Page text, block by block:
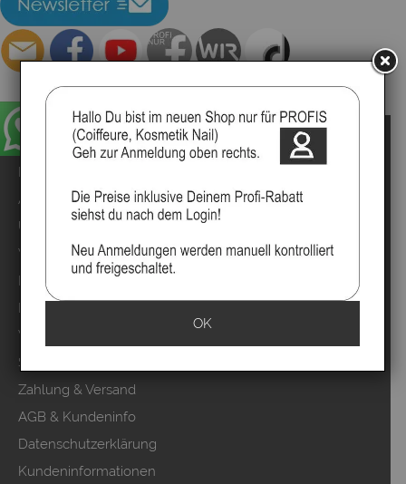
Impressum
Kontakt
Anmelden
Über uns
Video`s
Marken
Mood Partner Programm
Video Salons Kunden
Sitemap
Zahlung & Versand
AGB & Kundeninfo
Datenschutzerklärung
Kundeninformationen
OK